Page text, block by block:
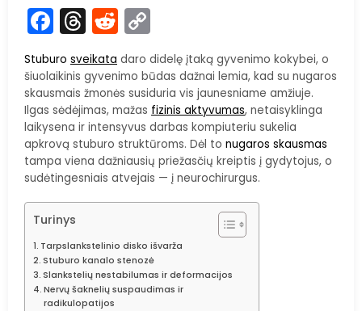
Facebook
Threads
Reddit
Link
Stuburo sveikata daro didelę įtaką gyvenimo kokybei, o
šiuolaikinis gyvenimo būdas dažnai lemia, kad su nugaros
skausmais žmonės susiduria vis jaunesniame amžiuje.
Ilgas sėdėjimas, mažas fizinis aktyvumas, netaisyklinga
laikysena ir intensyvus darbas kompiuteriu sukelia
apkrovą stuburo struktūroms. Dėl to nugaros skausmas
tampa viena dažniausių priežasčių kreiptis į gydytojus, o
sudėtingesniais atvejais — į neurochirurgus.
Turinys
Tarpslankstelinio disko išvarža
Stuburo kanalo stenozė
Slankstelių nestabilumas ir deformacijos
Nervų šaknelių suspaudimas ir
radikulopatijos